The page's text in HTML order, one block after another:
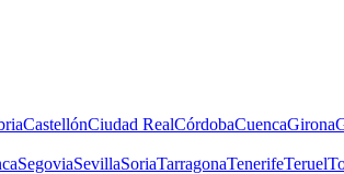
CastellónCiudad RealCórdobaCuencaGirona
SegoviaSevillaSoriaTarragonaTenerifeTeruel